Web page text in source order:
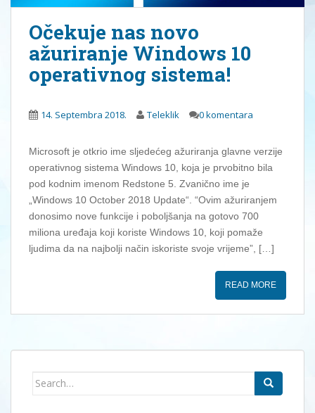
Očekuje nas novo
ažuriranje Windows 10
operativnog sistema!
14. Septembra 2018. Teleklik 0 komentara
Microsoft je otkrio ime sljedećeg ažuriranja glavne verzije
operativnog sistema Windows 10, koja je prvobitno bila
pod kodnim imenom Redstone 5. Zvanično ime je
„Windows 10 October 2018 Update“. “Ovim ažuriranjem
donosimo nove funkcije i poboljšanja na gotovo 700
miliona uređaja koji koriste Windows 10, koji pomaže
ljudima da na najbolji način iskoriste svoje vrijeme”, […]
READ MORE
Search